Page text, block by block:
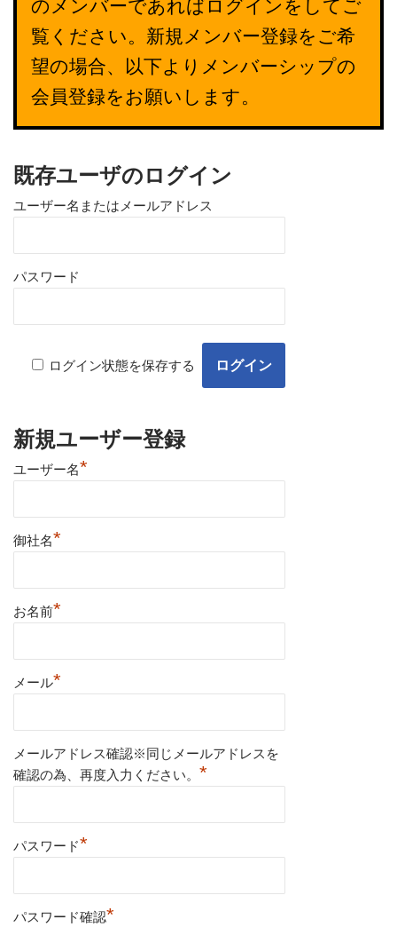
のメンバーであればログインをしてご
覧ください。新規メンバー登録をご希
望の場合、以下よりメンバーシップの
会員登録をお願いします。
既存ユーザのログイン
ユーザー名またはメールアドレス
パスワード
ログイン状態を保存する
新規ユーザー登録
ユーザー名*
御社名*
お名前*
メール*
メールアドレス確認※同じメールアドレスを
確認の為、再度入力ください。 *
パスワード*
パスワード確認*